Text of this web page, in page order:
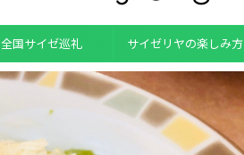
全国サイゼ巡礼 サイゼリヤの楽しみ方